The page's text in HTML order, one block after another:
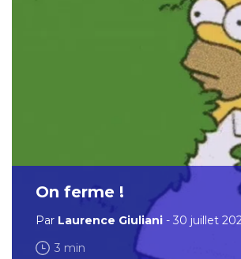
On ferme !
Par Laurence Giuliani - 30 juillet
3 min